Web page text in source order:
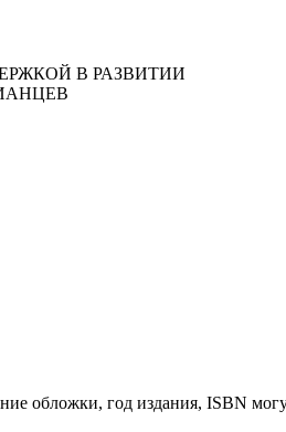
В РАЗВИТИИ
обложки, год издания, ISBN